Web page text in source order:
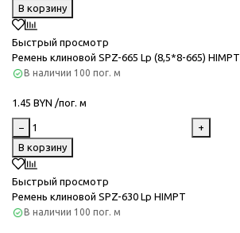
В корзину
Быстрый просмотр
Ремень клиновой SPZ-665 Lp (8,5*8-665) HIMPT
В наличии 100 пог. м
1.45 BYN /пог. м
−
+
В корзину
Быстрый просмотр
Ремень клиновой SPZ-630 Lp HIMPT
В наличии 100 пог. м